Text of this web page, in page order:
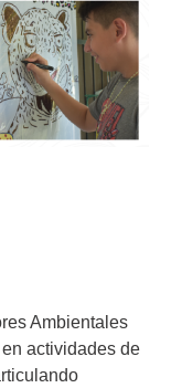
Ambientales
actividades de